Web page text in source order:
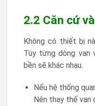
2.2 Căn cứ
Không có thiết bị
Tùy từng dòng van
bền sẽ khác nhau.
Nếu hệ thống
Nên thay thế van